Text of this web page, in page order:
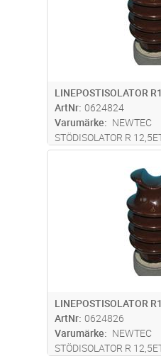
LINEPOSTISOLATOR
ArtNr 0624824
Varumärke
NEWTEC
STÖDISOLATOR R
LINEPOSTISOLATOR
ArtNr 0624826
Varumärke
NEWTEC
STÖDISOLATOR R